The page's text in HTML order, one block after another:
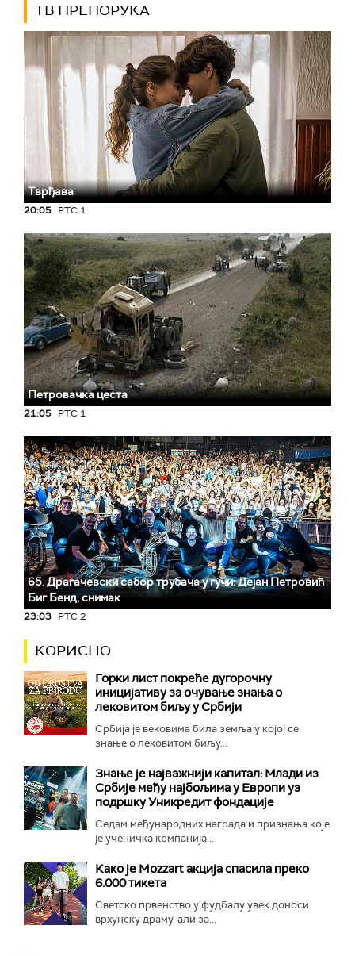
ТВ ПРЕПОРУКА
Тврђава
20:05 РТС 1
Петровачка цеста
21:05 РТС 1
65. Драгачевски сабор трубача у гучи: Дејан Петровић
Биг Бeнд, снимак
23:03 РТС 2
КОРИСНО
Горки лист покреће дугорочну
иницијативу за очување знања о
лековитом биљу у Србији
Србија је вековима била земља у којој се
знање о лековитом биљу...
Знање је најважнији капитал: Млади из
Србије међу најбољима у Европи уз
подршку Уникредит фондације
Седам међународних награда и признања које
је ученичка компанија...
Како је Mozzart акција спасила преко
6.000 тикета
Светско првенство у фудбалу увек доноси
врхунску драму, али за...